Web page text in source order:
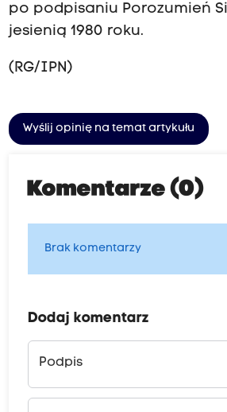
po podpisaniu Porozumień
jesienią 1980 roku.
(RG/IPN)
Wyślij opinię na temat artykułu
Komentarze (0)
Brak komentarzy
Dodaj komentarz
Podpis